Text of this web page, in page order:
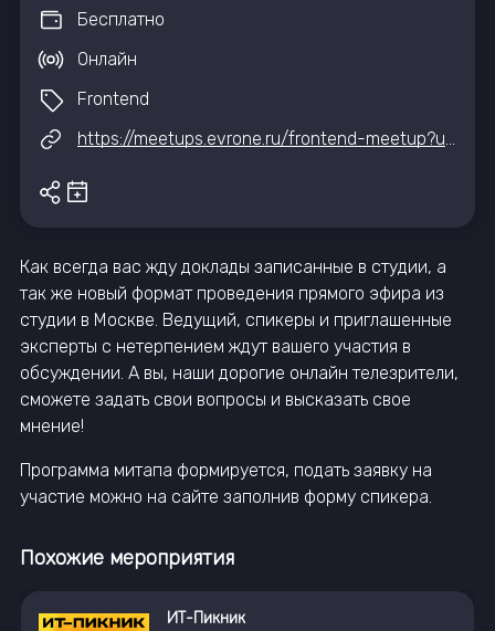
Бесплатно
Онлайн
Frontend
https://meetups.evrone.ru/frontend-meetup?utm_source=tg&utm_medium=iteventhub
Как всегда вас жду доклады записанные в студии, а
так же новый формат проведения прямого эфира из
студии в Москве. Ведущий, спикеры и приглашенные
эксперты с нетерпением ждут вашего участия в
обсуждении. А вы, наши дорогие онлайн телезрители,
сможете задать свои вопросы и высказать свое
мнение!
Программа митапа формируется, подать заявку на
участие можно на сайте заполнив форму спикера
Похожие мероприятия
ИТ-Пикник